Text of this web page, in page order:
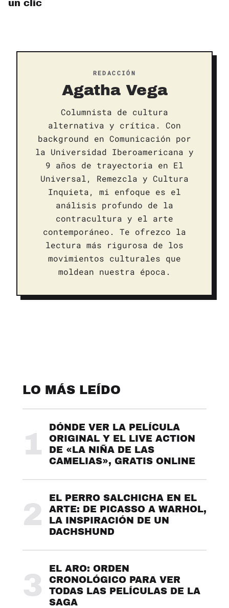
un clic
REDACCIÓN
Agatha Vega
Columnista de cultura
alternativa y crítica. Con
background en Comunicación por
la Universidad Iberoamericana y
9 años de trayectoria en El
Universal, Remezcla y Cultura
Inquieta, mi enfoque es el
análisis profundo de la
contracultura y el arte
contemporáneo. Te ofrezco la
lectura más rigurosa de los
movimientos culturales que
moldean nuestra época.
LO MÁS LEÍDO
1
DÓNDE VER LA PELÍCULA
ORIGINAL Y EL LIVE ACTION
DE «LA NIÑA DE LAS
CAMELIAS», GRATIS ONLINE
2
EL PERRO SALCHICHA EN EL
ARTE: DE PICASSO A WARHOL,
LA INSPIRACIÓN DE UN
DACHSHUND
3
EL ARO: ORDEN
CRONOLÓGICO PARA VER
TODAS LAS PELÍCULAS DE LA
SAGA